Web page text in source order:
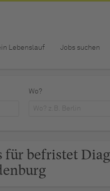
Lebenslauf Jobs suchen
Wo?
für befristet